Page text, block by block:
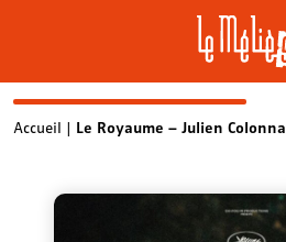
SkipAccueil | Le Royaume – Julien Colonna